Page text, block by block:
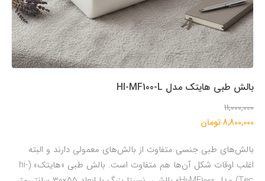
بالش طبی هایتک مدل HI-MF100-L
11,000,000
8,800,000 تومان
بالش‌های طبی جنسی متفاوت از بالش‌های معمولی دارند و البته
اغلب اوقات شکل آن‌ها هم متفاوت است. بالش طبی «هایتک» (hi-